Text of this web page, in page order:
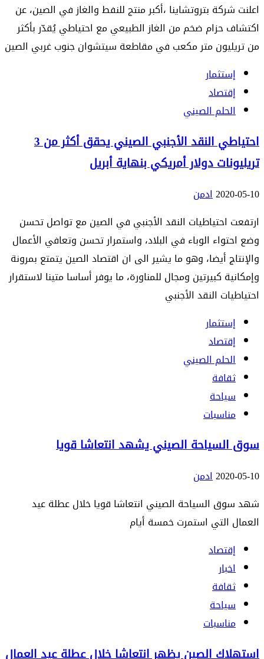
اعلنت شركة بتروتشاينا ،أكبر منتج للنفط والغاز في الصين، عن
اكتشاف حزام ضخم من الغاز الطبيعي مع احتياطي يُقدّر بأكثر
من تريليون متر مكعب في مقاطعة سيتشوان جنوب غربي الصين
إستثمار
إقتصاد
الحلم الصيني
احتياطي النقد الأجنبي الصيني يحقق أكثر من 3
تريليونات دولار أمريكي بنهاية أبريل
2020-05-10ادمن
ارتفعت احتياطيات النقد الأجنبي في الصين مع تواصل تحسن
وضع احتواء الوباء في البلاد، واستمرار تحسن وتعافي الأعمال
والإنتاج أيضا، وهو ما يشير الى ان اقتصاد الصين يتمتع بمرونة
وإمكانية كبيرتين ومجال للمناورة، ما يوفر أساسا متينا لاستقرار
احتياطيات النقد الأجنبي
إستثمار
إقتصاد
الحلم الصيني
ثقافة
سياحة
مناسبات
سوق السياحة الصيني يشهد انتعاشا قويا
2020-05-10ادمن
شهد سوق السياحة الصيني انتعاشا قويا خلال عطلة عيد
العمال التي استمرت خمسة أيام
إقتصاد
اخبار
ثقافة
سياحة
مناسبات
استهلاك الصين يظهر انتعاشا خلال عطلة عيد العمال